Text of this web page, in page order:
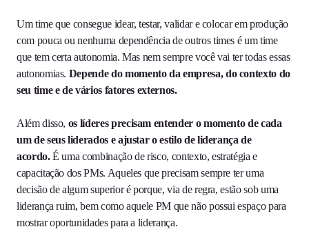
Um time que consegue idear, testar, validar e colocar em produção
com pouca ou nenhuma dependência de outros times é um time
que tem certa autonomia. Mas nem sempre você vai ter todas essas
autonomias. Depende do momento da empresa, do contexto do
seu time e de vários fatores externos.
Além disso, os líderes precisam entender o momento de cada
um de seus liderados e ajustar o estilo de liderança de
acordo.É uma combinação de risco, contexto, estratégia e
capacitação dos PMs. Aqueles que precisam sempre ter uma
decisão de algum superior é porque, via de regra, estão sob uma
liderança ruim, bem como aquele PM que não possui espaço para
mostrar oportunidades para a liderança.